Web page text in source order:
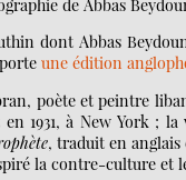
de Abbas
dont Abbas
une édition
poète et peintre
1931, à New York ; la
, traduit en anglais
la contre-culture et